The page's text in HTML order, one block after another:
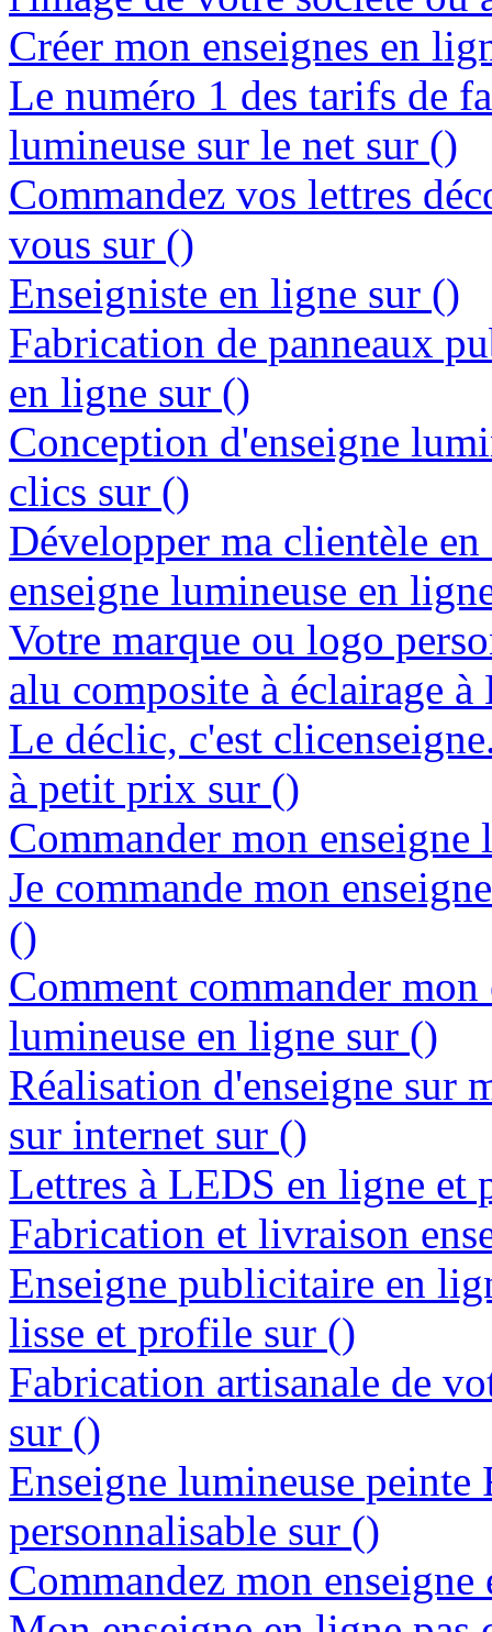
Créer mon enseignes en
Le numéro 1 des tarifs de
lumineuse sur le net sur ()
Commandez vos lettres
vous sur ()
Enseigniste en ligne sur ()
Fabrication de panneaux
en ligne sur ()
Conception d'enseigne
clics sur ()
Développer ma clientèle
enseigne lumineuse en
Votre marque ou logo
alu composite à éclairage
Le déclic, c'est
à petit prix sur ()
Commander mon enseigne
Je commande mon
()
Comment commander
lumineuse en ligne sur ()
Réalisation d'enseigne sur
sur internet sur ()
Lettres à LEDS en ligne et
Fabrication et livraison
Enseigne publicitaire en
lisse et profile sur ()
Fabrication artisanale de
sur ()
Enseigne lumineuse
personnalisable sur ()
Commandez mon